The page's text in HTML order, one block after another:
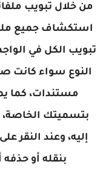
من خلال تبويب
استكشاف جميع
تبويب الكل في
النوع سواء كانت
مستندات، كما
بتسميتك الخاصة،
إليه، وعند النقر
بنقله أو